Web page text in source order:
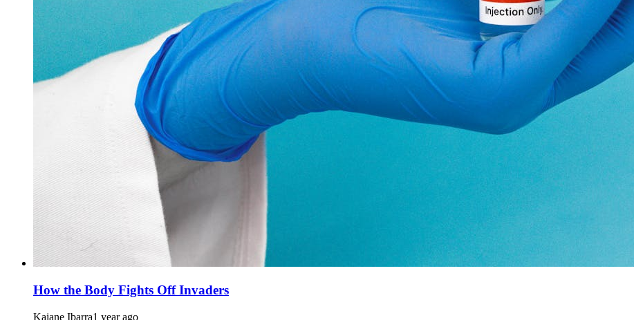
How the Body Fights Off Invaders
Kaiane Ibarra1 year ago